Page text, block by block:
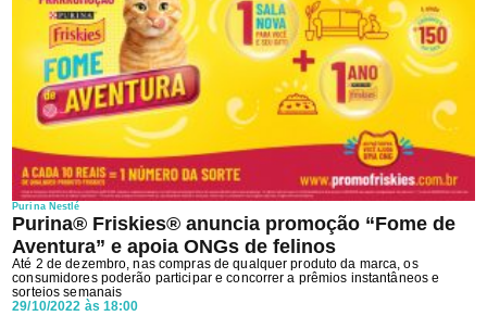
Purina Nestlé
Purina® Friskies® anuncia promoção “Fome de
Aventura” e apoia ONGs de felinos
Até 2 de dezembro, nas compras de qualquer produto da marca, os
consumidores poderão participar e concorrer a prêmios instantâneos e
sorteios semanais
29/10/2022 às 18:00
Ao avançar aceito osTermos e Condições e a Política de
Privacidadeda Clínica veterinária.